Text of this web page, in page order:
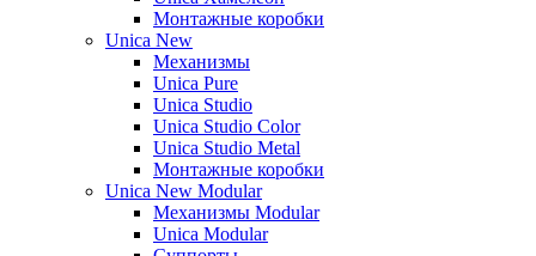
Монтажные коробки
Unica New
Механизмы
Unica Pure
Unica Studio
Unica Studio Color
Unica Studio Metal
Монтажные коробки
Unica New Modular
Механизмы Modular
Unica Modular